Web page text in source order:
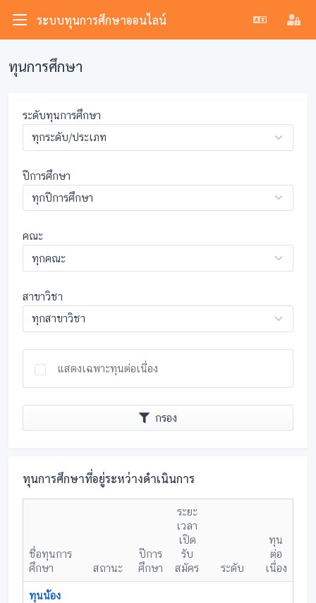
ระบบทุนการศึกษาออนไลน์
ทุนการศึกษา
ระดับทุนการศึกษา
ปีการศึกษา
คณะ
สาขาวิชา
แสดงเฉพาะทุนต่อเนื่อง
กรอง
ทุนการศึกษาที่อยู่ระหว่างดำเนินการ
ชื่อทุนการ
ศึกษา
สถานะ
ปีการ
ศึกษา
ระยะ
เวลา
เปิด
รับ
สมัคร
ระดับ
ทุน
ต่อ
เนื่อง
ทุนน้อง